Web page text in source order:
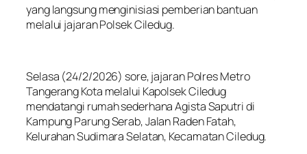
yang langsung menginisiasi pemberian bantuan
melalui jajaran Polsek Ciledug.
Selasa (24/2/2026) sore, jajaran Polres Metro
Tangerang Kota melalui Kapolsek Ciledug
mendatangi rumah sederhana Agista Saputri di
Kampung Parung Serab, Jalan Raden Fatah,
Kelurahan Sudimara Selatan, Kecamatan Ciledug.